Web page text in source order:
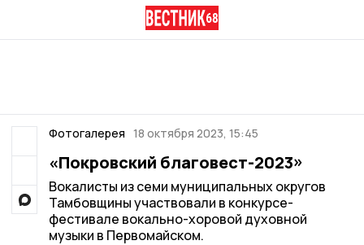
Фотогалерея 18 октября 2023, 15:45
«Покровский благовест-2023»
Вокалисты из семи муниципальных округов
Тамбовщины участвовали в конкурсе-
фестивале вокально-хоровой духовной
музыки в Первомайском.